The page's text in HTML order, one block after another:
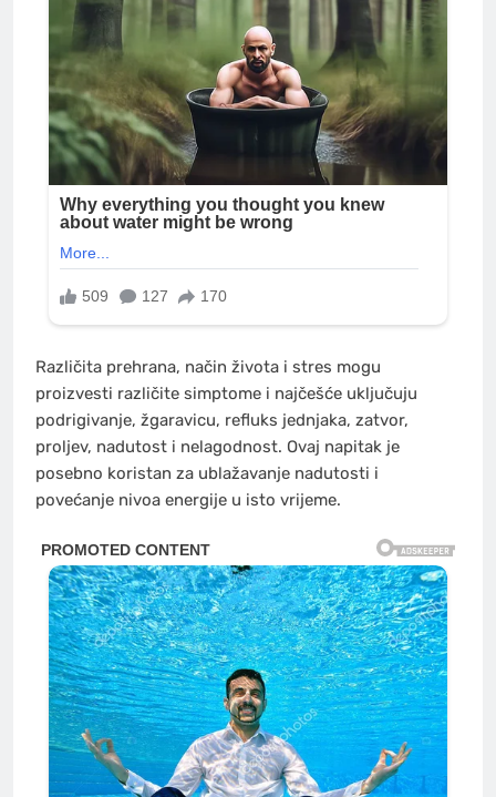
Različita prehrana, način života i stres mogu
proizvesti različite simptome i najčešće uključuju
podrigivanje, žgaravicu, refluks jednjaka, zatvor,
proljev, nadutost i nelagodnost. Ovaj napitak je
posebno koristan za ublažavanje nadutosti i
povećanje nivoa energije u isto vrijeme.